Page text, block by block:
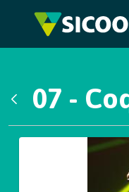
Pular para o Conteúdo
07 -
Galeria de Mídias